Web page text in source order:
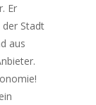
Er
Stadt
aus